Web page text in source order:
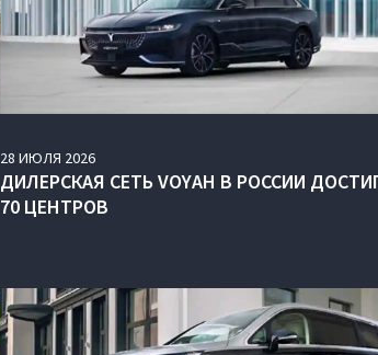
28 ИЮЛЯ 2026
ДИЛЕРСКАЯ СЕТЬ VOYAH В РОССИИ
70 ЦЕНТРОВ